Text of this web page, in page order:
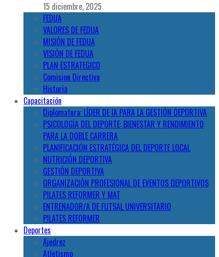
15 diciembre, 2025
FEDUA
VALORES DE FEDUA
MISIÓN DE FEDUA
VISIÓN DE FEDUA
PLAN ESTRATEGICO
Comision Directiva
Historia
Capacitación
Diplomatura: LÍDER DE IA PARA LA GESTIÓN DEPORTIVA
PSICOLOGÍA DEL DEPORTE: BIENESTAR Y RENDIMIENTO
PARA LA DOBLE CARRERA
PLANIFICACIÓN ESTRATÉGICA DEL DEPORTE LOCAL
NUTRICIÓN DEPORTIVA
GESTIÓN DEPORTIVA
ORGANIZACIÓN PROFESIONAL DE EVENTOS DEPORTIVOS
PILATES REFORMER Y MAT
ENTRENADOR/A DE FUTSAL UNIVERSITARIO
PILATES REFORMER
Deportes
Ajedrez
Atletismo